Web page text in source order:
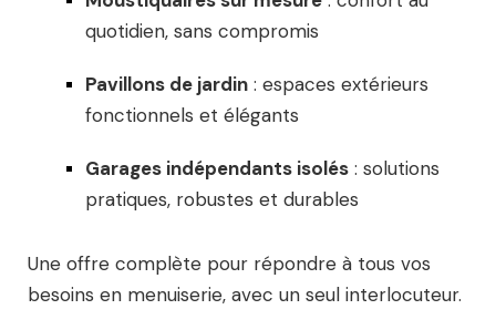
quotidien, sans compromis
Pavillons de jardin : espaces extérieurs
fonctionnels et élégants
Garages indépendants isolés : solutions
pratiques, robustes et durables
Une offre complète pour répondre à tous vos
besoins en menuiserie, avec un seul interlocuteur.